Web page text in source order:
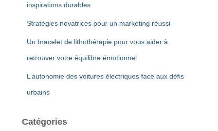
inspirations durables
Stratégies novatrices pour un marketing réussi
Un bracelet de lithothérapie pour vous aider à
retrouver votre équilibre émotionnel
L’autonomie des voitures électriques face aux défis
urbains
Catégories